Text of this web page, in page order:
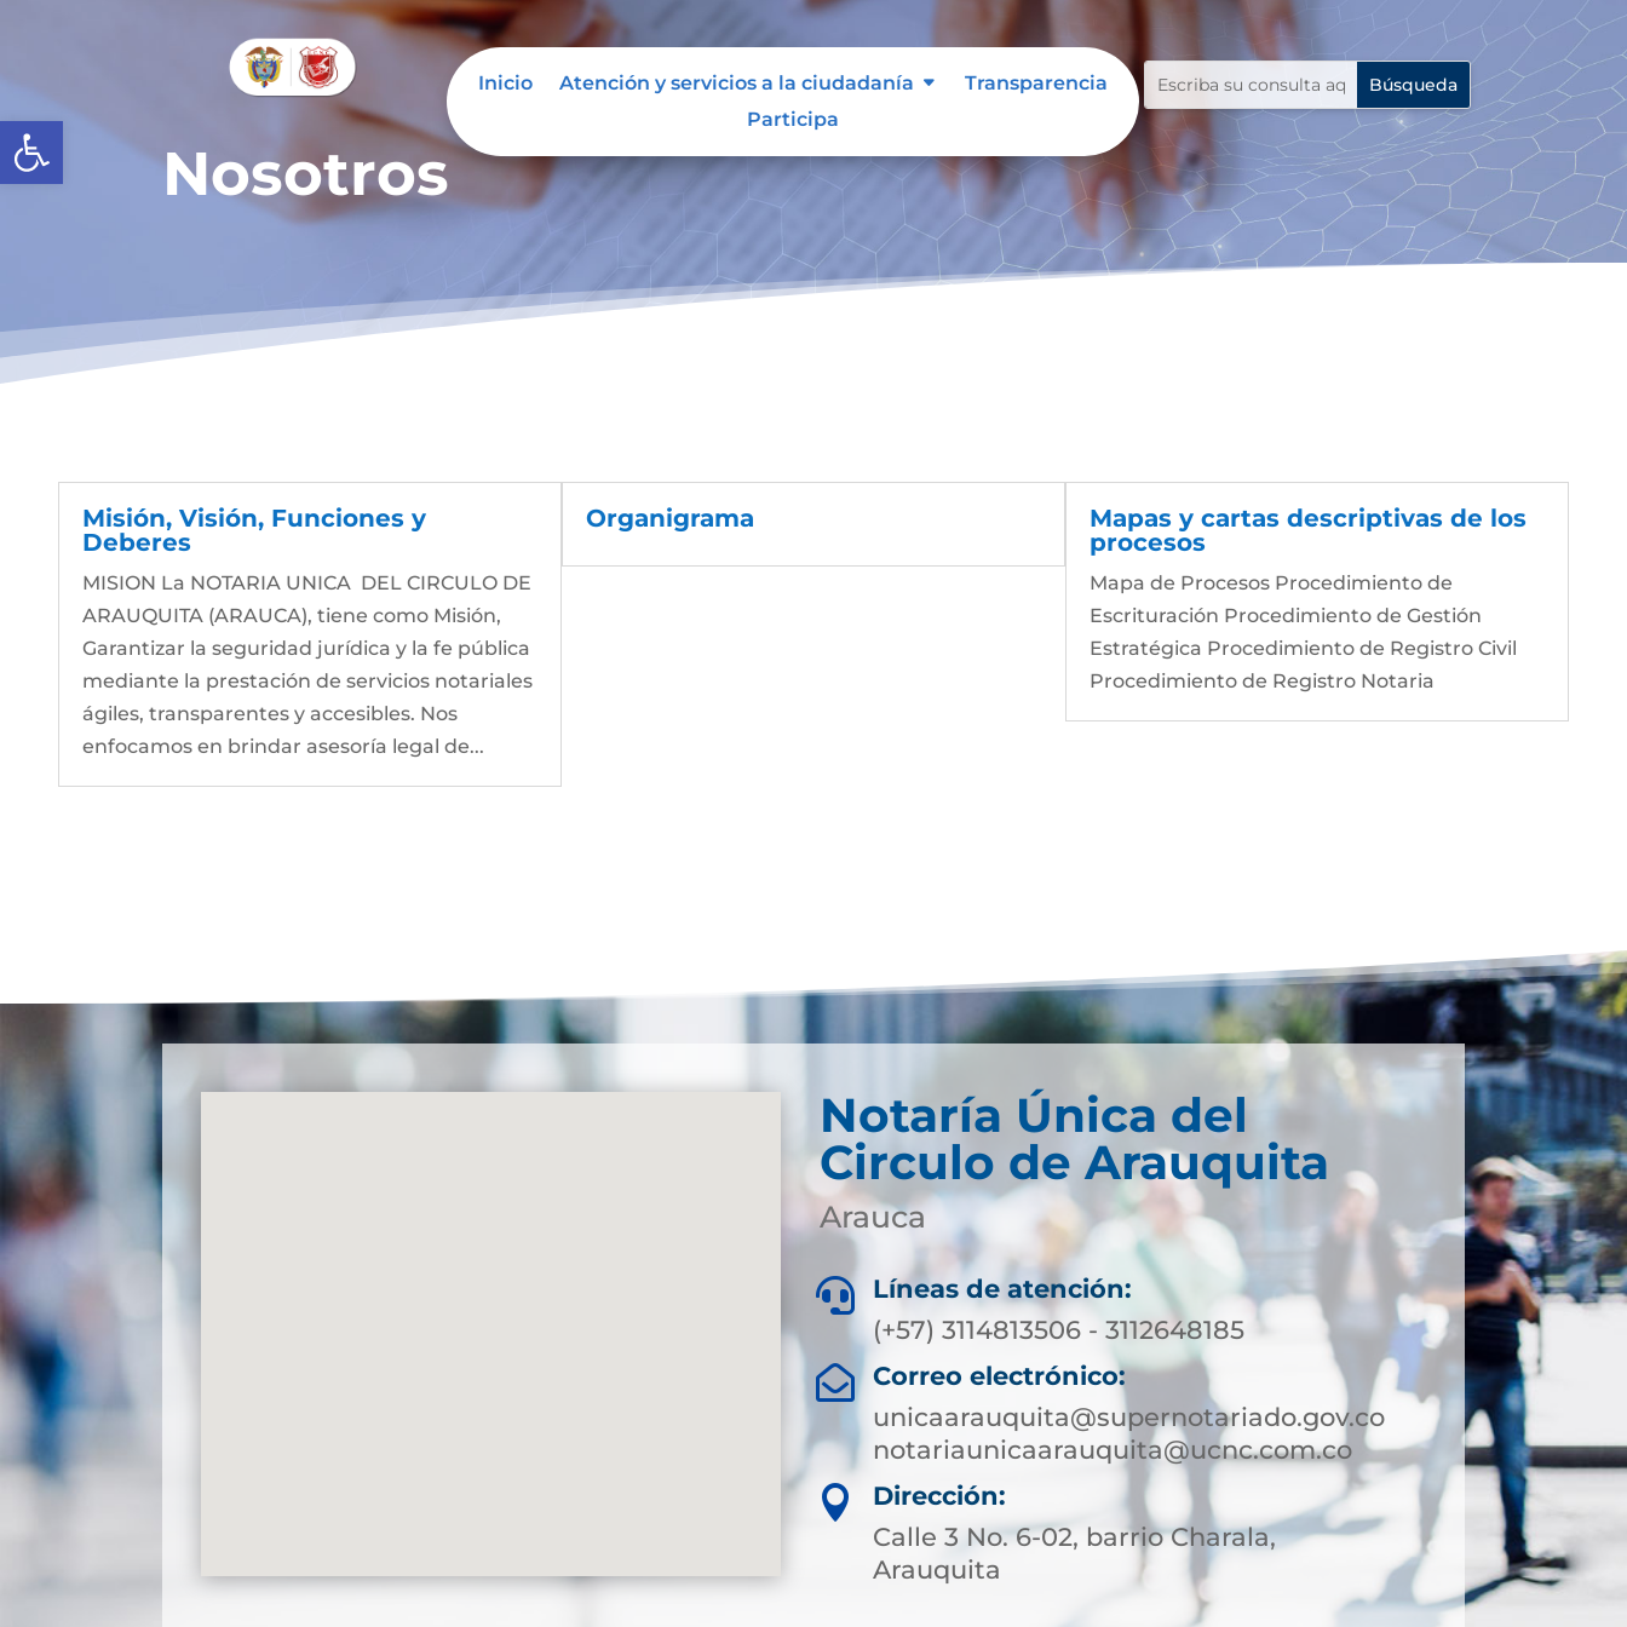
Abrir barra de herramientas
Inicio Atención y servicios a la ciudadanía
Transparencia
Participa
Nosotros
Misión, Visión, Funciones y
Deberes
MISION La NOTARIA UNICA DEL CIRCULO DE
ARAUQUITA (ARAUCA), tiene como Misión,
Garantizar la seguridad jurídica y la fe pública
mediante la prestación de servicios notariales
ágiles, transparentes y accesibles. Nos
enfocamos en brindar asesoría legal de...
Organigrama
Mapas y cartas descriptivas de los
procesos
Mapa de Procesos Procedimiento de
Escrituración Procedimiento de Gestión
Estratégica Procedimiento de Registro Civil
Procedimiento de Registro Notaria
Notaría Única del
Circulo de Arauquita
Arauca

Líneas de atención:
(+57) 3114813506 - 3112648185

Correo electrónico:
unicaarauquita@supernotariado.gov.co
notariaunicaarauquita@ucnc.com.co

Dirección:
Calle 3 No. 6-02, barrio Charala,
Arauquita